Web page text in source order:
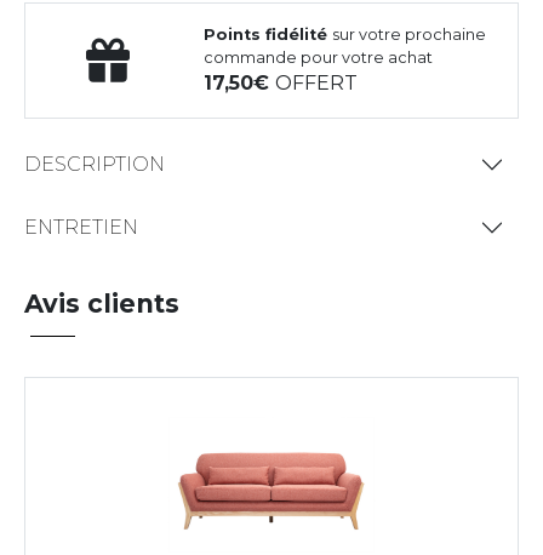
Points fidélité sur votre prochaine
commande pour votre achat
17,50OFFERT
DESCRIPTION
ENTRETIEN
Avis clients